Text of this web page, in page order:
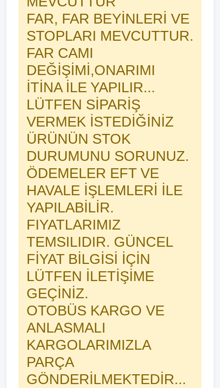
FAR, FAR BEYİNLERİ VE
STOPLARI MEVCUTTUR.
FAR CAMI
DEĞİŞİMİ,ONARIMI
İTİNA İLE YAPILIR...
LÜTFEN SİPARİŞ
VERMEK İSTEDİĞİNİZ
ÜRÜNÜN STOK
DURUMUNU SORUNUZ.
ÖDEMELER EFT VE
HAVALE İŞLEMLERİ İLE
YAPILABİLİR.
FIYATLARIMIZ
TEMSILIDIR. GÜNCEL
FİYAT BİLGİSİ İÇİN
LÜTFEN İLETİŞİME
GEÇİNİZ.
OTOBÜS KARGO VE
ANLASMALI
KARGOLARIMIZLA
PARÇA
GÖNDERİLMEKTEDİR...